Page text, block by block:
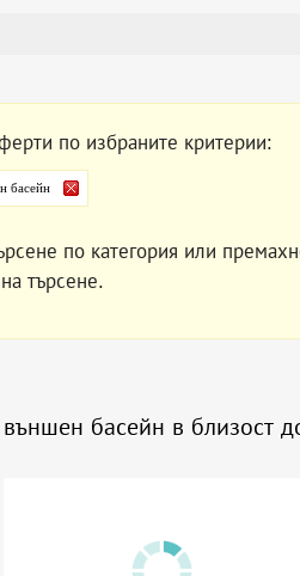
по избраните критерии:
басейн
по категория или
търсене.
външен басейн в близост